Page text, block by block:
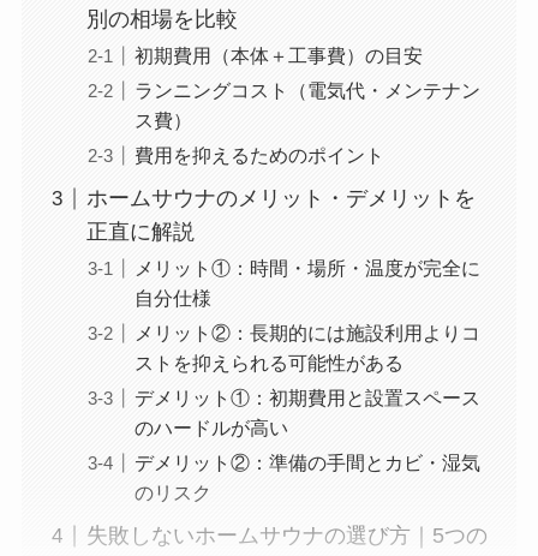
別の相場を比較
初期費用（本体＋工事費）の目安
ランニングコスト（電気代・メンテナン
ス費）
費用を抑えるためのポイント
ホームサウナのメリット・デメリットを
正直に解説
メリット①：時間・場所・温度が完全に
自分仕様
メリット②：長期的には施設利用よりコ
ストを抑えられる可能性がある
デメリット①：初期費用と設置スペース
のハードルが高い
デメリット②：準備の手間とカビ・湿気
のリスク
失敗しないホームサウナの選び方｜5つの